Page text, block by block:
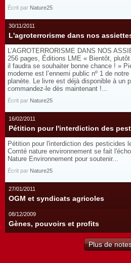
Écrit par Nature25
30/11/2011
L'agroterrorisme dans nos
L’AGROTERRORISME DANS NOS
256 pages, Éditions LME « Bientôt,
il faudra se souhaiter bonne chance ! »
moderne est l’ennemi public nº 1 de
planète. Le livre est déjà disponible à un
commandez-le dès maintenant !...
Écrit par Nature25
16/02/2011
Pétition pour l'interdiction des
Pétition pour l'interdiction des pesticides
Comté nature environnement se fait
Nature Environnement pour soutenir...
Écrit par Nature25
27/01/2011
OGM et syndicats agricoles
08/12/2009
Gènes, pouvoirs et profits
Plus de